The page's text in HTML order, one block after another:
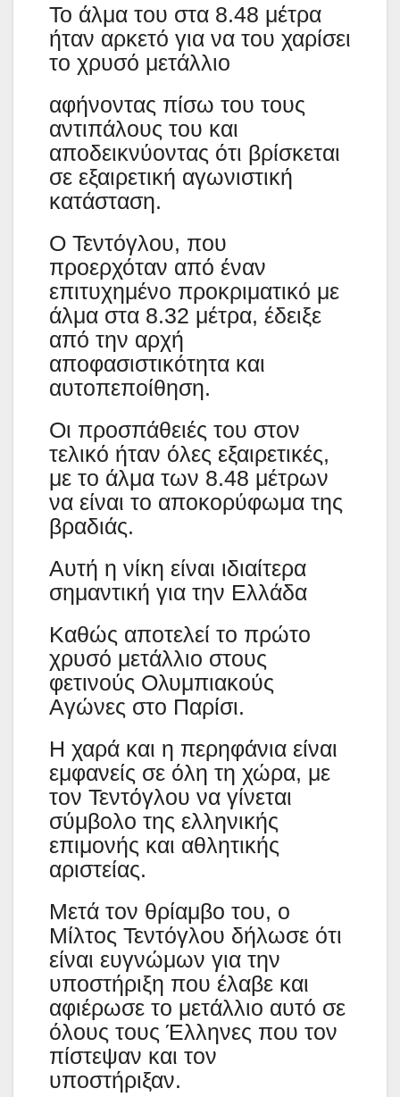
Το άλμα του στα 8.48 μέτρα
ήταν αρκετό για να του χαρίσει
το χρυσό μετάλλιο
αφήνοντας πίσω του τους
αντιπάλους του και
αποδεικνύοντας ότι βρίσκεται
σε εξαιρετική αγωνιστική
κατάσταση.
Ο Τεντόγλου, που
προερχόταν από έναν
επιτυχημένο προκριματικό με
άλμα στα 8.32 μέτρα, έδειξε
από την αρχή
αποφασιστικότητα και
αυτοπεποίθηση.
Οι προσπάθειές του στον
τελικό ήταν όλες εξαιρετικές,
με το άλμα των 8.48 μέτρων
να είναι το αποκορύφωμα της
βραδιάς.
Αυτή η νίκη είναι ιδιαίτερα
σημαντική για την Ελλάδα
Καθώς αποτελεί το πρώτο
χρυσό μετάλλιο στους
φετινούς Ολυμπιακούς
Αγώνες στο Παρίσι.
Η χαρά και η περηφάνια είναι
εμφανείς σε όλη τη χώρα, με
τον Τεντόγλου να γίνεται
σύμβολο της ελληνικής
επιμονής και αθλητικής
αριστείας.
Μετά τον θρίαμβο του, ο
Μίλτος Τεντόγλου δήλωσε ότι
είναι ευγνώμων για την
υποστήριξη που έλαβε και
αφιέρωσε το μετάλλιο αυτό σε
όλους τους Έλληνες που τον
πίστεψαν και τον
υποστήριξαν.